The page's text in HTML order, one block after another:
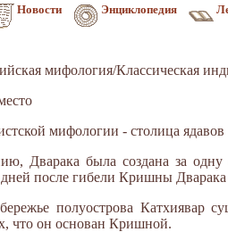
Новости Энциклопедия
мифология/Классическая
мифологии - столица
Дварака была создана за
дней после гибели Кришны
полуострова Катхиявар
что он основан Кришной.